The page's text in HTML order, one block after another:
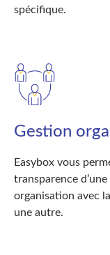
spécifique.
Gestion
Easybox vous
transparence
organisation avec
une autre.